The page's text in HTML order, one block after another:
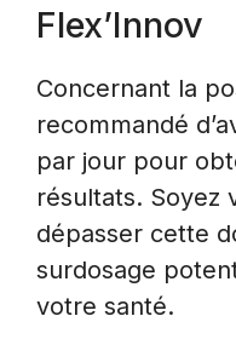
Flex’Innov
Concernant la
recommandé
par jour pour
résultats. Soyez
dépasser cette
surdosage
votre santé.